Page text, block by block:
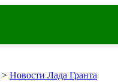
> Новости Лада Гранта